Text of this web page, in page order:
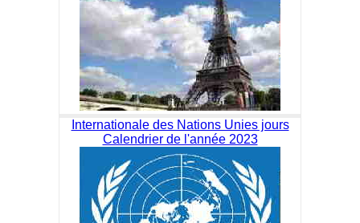
Internationale des Nations Unies jours
Calendrier de l'année 2023